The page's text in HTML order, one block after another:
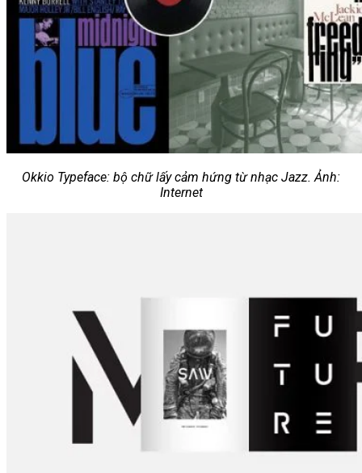
Okkio Typeface: bộ chữ lấy cảm hứng từ nhạc Jazz. Ảnh:
Internet